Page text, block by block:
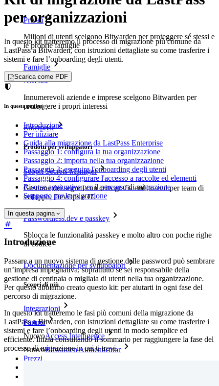
Privati
Milioni di utenti scelgono Bitwarden per proteggere sé stessi e
le proprie famiglie
Famiglie
Aziende
Innumerevoli aziende e imprese scelgono Bitwarden per
proteggere i propri interessi
Enterprise
Prodotti per sviluppatori
Scopri Secrets Manager
Gestione dei segreti con crittografia end-to-end per team di
sviluppo, DevOps e IT.
Passwordless.dev e passkey
Sblocca le funzionalità passkey e molto altro con poche righe
di codice
Documentazione per sviluppatori
Scopri di più
Integrazioni
Partner
NuovoAccess Intelligence
NuovoBitwarden Authenticator
Prezzi
per organizzazioni
In questo kit tratteremo il processo di migrazione più comune da
LastPass a Bitwarden, con istruzioni dettagliate su come trasferire i
sistemi e fare l’onboarding degli utenti.
Scarica come PDF
In questa pagina
Introduzione
Per iniziare
Guida alla migrazione da LastPass Enterprise
Passaggio 1: configura la tua organizzazione
Passaggio 2: importa nella tua organizzazione
Passaggio 3: eseguire l'onboarding degli utenti
Passaggio 4: configurare l'accesso a raccolte ed elementi
Risorse aggiuntive per il percorso di migrazione
Supporto per la migrazione
In questa pagina
Introduzione
Passare a un nuovo sistema di gestione delle password può sembrare
un’impresa impegnativa, soprattutto se sei responsabile della
gestione di centinaia o migliaia di utenti nella tua organizzazione.
Per questo abbiamo creato questo kit: per aiutarti in ogni fase del
percorso di migrazione.
In questo kit tratteremo le fasi più comuni della migrazione da
LastPass a Bitwarden, con istruzioni dettagliate su come trasferire i
sistemi e fare l’onboarding degli utenti in modo semplice ed
efficiente. Inizia consultando il sommario per raggiungere la fase del
processo di migrazione in cui ti trovi.